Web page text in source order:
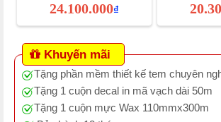
24.100.000₫
Khuyến mãi
Tặng phần mềm thiết kế tem chuyên
Tặng 1 cuộn decal in mã vạch dài 50m
Tặng 1 cuộn mực Wax 110mmx300m